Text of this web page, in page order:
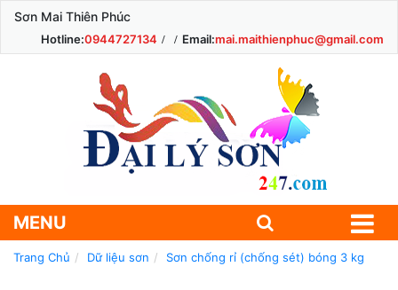
Sơn Mai Thiên Phúc
Hotline:0944727134 Email:mai.maithienphuc@gmail.com
MENU
Trang Chủ Dữ liệu sơn Sơn chống rỉ (chống sét) bóng 3 kg